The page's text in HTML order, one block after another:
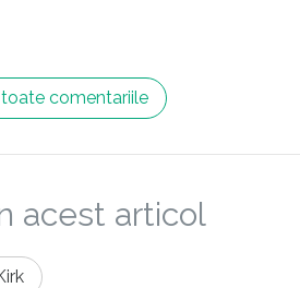
comentariile
acest articol